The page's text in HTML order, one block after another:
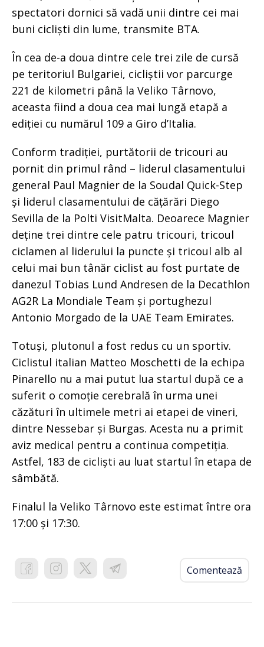
spectatori dornici să vadă unii dintre cei mai
buni cicliști din lume, transmite BTA.
În cea de-a doua dintre cele trei zile de cursă
pe teritoriul Bulgariei, cicliștii vor parcurge
221 de kilometri până la Veliko Târnovo,
aceasta fiind a doua cea mai lungă etapă a
ediției cu numărul 109 a Giro d’Italia.
Conform tradiției, purtătorii de tricouri au
pornit din primul rând – liderul clasamentului
general Paul Magnier de la Soudal Quick-Step
și liderul clasamentului de cățărări Diego
Sevilla de la Polti VisitMalta. Deoarece Magnier
deține trei dintre cele patru tricouri, tricoul
ciclamen al liderului la puncte și tricoul alb al
celui mai bun tânăr ciclist au fost purtate de
danezul Tobias Lund Andresen de la Decathlon
AG2R La Mondiale Team și portughezul
Antonio Morgado de la UAE Team Emirates.
Totuși, plutonul a fost redus cu un sportiv.
Ciclistul italian Matteo Moschetti de la echipa
Pinarello nu a mai putut lua startul după ce a
suferit o comoție cerebrală în urma unei
căzături în ultimele metri ai etapei de vineri,
dintre Nessebar și Burgas. Acesta nu a primit
aviz medical pentru a continua competiția.
Astfel, 183 de cicliști au luat startul în etapa de
sâmbătă.
Finalul la Veliko Târnovo este estimat între ora
17:00 și 17:30.
Comentează